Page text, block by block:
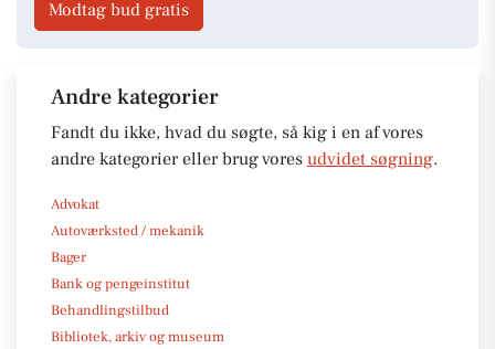
Modtag bud gratis
Andre kategorier
Fandt du ikke, hvad du søgte, så kig i en af vores
andre kategorier eller brug vores udvidet søgning.
Advokat
Autoværksted / mekanik
Bager
Bank og pengeinstitut
Behandlingstilbud
Bibliotek, arkiv og museum